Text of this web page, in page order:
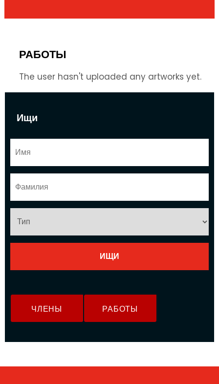
Ищи
ЧЛЕНЫ РАБОТЫ
РАБОТЫ
The user hasn't uploaded any artworks yet.